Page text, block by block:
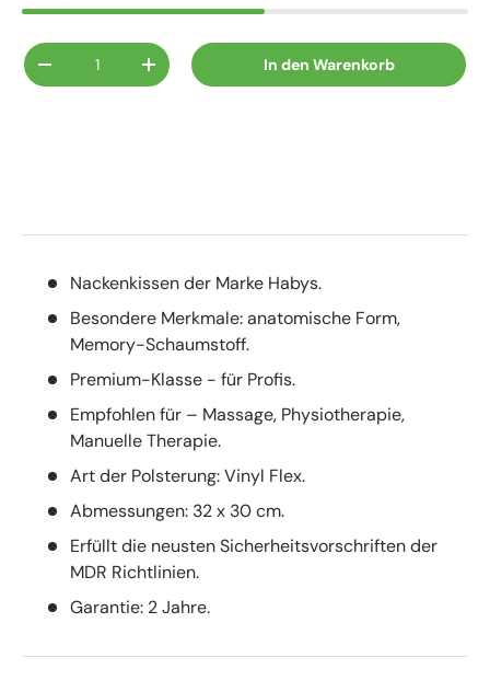
Anzahl
Menge verringernMenge erhöhen In den Warenkorb
Nackenkissen der Marke Habys.
Besondere Merkmale: anatomische Form,
Memory-Schaumstoff.
Premium-Klasse - für Profis.
Empfohlen für – Massage, Physiotherapie,
Manuelle Therapie.
Art der Polsterung: Vinyl Flex.
Abmessungen: 32 x 30 cm.
Erfüllt die neusten Sicherheitsvorschriften der
MDR Richtlinien.
Garantie: 2 Jahre.